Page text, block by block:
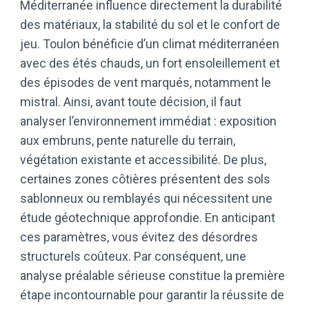
Méditerranée influence directement la durabilité
des matériaux, la stabilité du sol et le confort de
jeu. Toulon bénéficie d’un climat méditerranéen
avec des étés chauds, un fort ensoleillement et
des épisodes de vent marqués, notamment le
mistral. Ainsi, avant toute décision, il faut
analyser l’environnement immédiat : exposition
aux embruns, pente naturelle du terrain,
végétation existante et accessibilité. De plus,
certaines zones côtières présentent des sols
sablonneux ou remblayés qui nécessitent une
étude géotechnique approfondie. En anticipant
ces paramètres, vous évitez des désordres
structurels coûteux. Par conséquent, une
analyse préalable sérieuse constitue la première
étape incontournable pour garantir la réussite de